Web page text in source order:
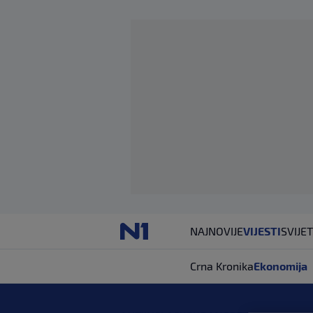
NAJNOVIJEVIJESTISVIJET
Crna KronikaEkonomija